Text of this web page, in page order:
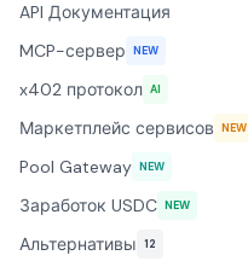
API Документация
MCP-сервер NEW
x402 протокол AI
Маркетплейс сервисов NEW
Pool Gateway NEW
Заработок USDC NEW
Альтернативы 12